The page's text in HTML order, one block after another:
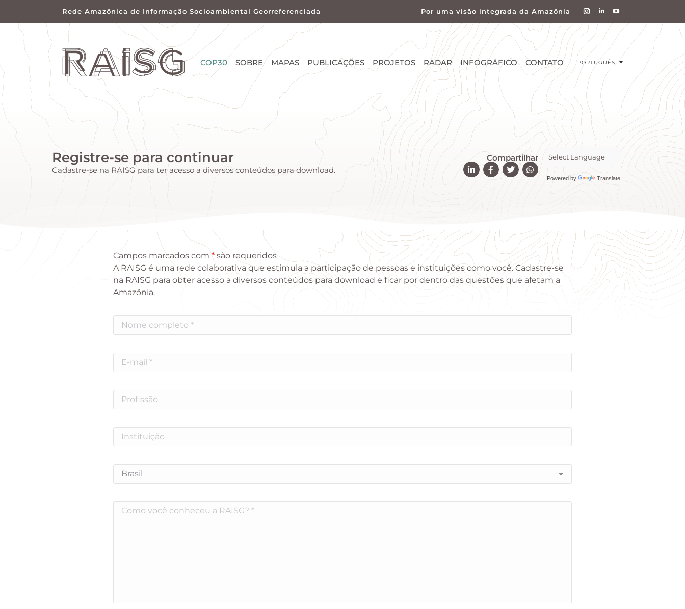
Rede Amazônica de Informação Socioambiental Georreferenciada Por uma visão integrada da Amazônia
COP30 SOBRE MAPAS PUBLICAÇÕES PROJETOS RADAR INFOGRÁFICO CONTATO PORTUGUÊS
Registre-se para continuar
Cadastre-se na RAISG para ter acesso a diversos conteúdos para download.
Compartilhar
Powered by Translate
Campos marcados com* são requeridos
A RAISG é uma rede colaborativa que estimula a participação de pessoas e instituições como você. Cadastre-se
na RAISG para obter acesso a diversos conteúdos para download e ficar por dentro das questões que afetam a
Amazônia.